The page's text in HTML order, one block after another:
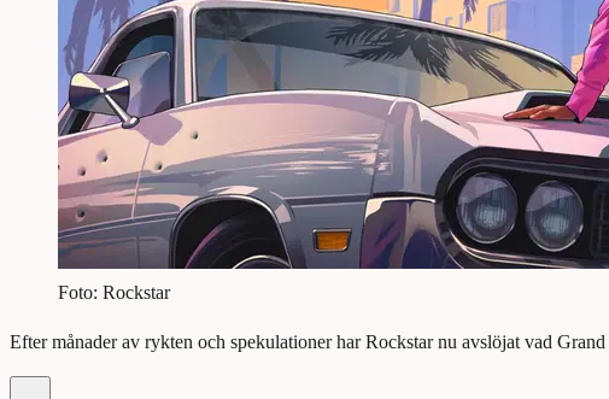
Foto: Rockstar
Efter månader av rykten och spekulationer har Rockstar nu avslöjat vad